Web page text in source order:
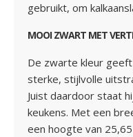
gebruikt, om
MOOI ZWART MET
De zwarte kleur
sterke, stijlvolle
Juist daardoor staat
keukens. Met een
een hoogte van